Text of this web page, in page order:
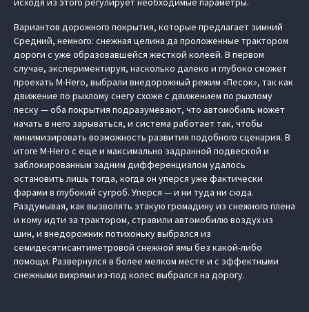
Вариантов дорожного покрытия, которые предлагает зимний
Средний, немного: снежная целина да проложенные трактором
дороги с уже образовавшейся жесткой колеей. В первом
случае, экспериментируя, насколько далеко и глубоко сможет
проехать M-Hero, выбрали внедорожный режим «Песок», так как
движение по рыхлому снегу схоже с движением по рыхлому
песку — оба покрытия подразумевают, что автомобиль может
начать в него зарываться, и система работает так, чтобы
минимизировать возможность развития подобного сценария. В
итоге M-Hero с еще и максимально задранной подвеской и
заблокированным задним дифференциалом удалось
остановить лишь тогда, когда он уперся уже фактически
фарами в глубокий сугроб. Уперся — и ни туда ни сюда.
Раздумывая, как вызволять этакую громадину из снежного плена
и кому идти за трактором, стравили автомобилю воздух из
шин, и внедорожник потихоньку выбрался из
семидесятисантиметровой снежной ямы без какой-либо
помощи. Развернулся в более мелком месте и с эффектными
снежными вихрями из-под колес выбрался на дорогу.